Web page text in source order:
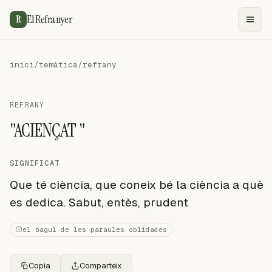
R El Refranyer
inici/temàtica/refrany
REFRANY
"ACIENÇAT "
SIGNIFICAT
Que té ciència, que coneix bé la ciència a què
es dedica. Sabut, entès, prudent
el bagul de les paraules oblidades
Copia Comparteix